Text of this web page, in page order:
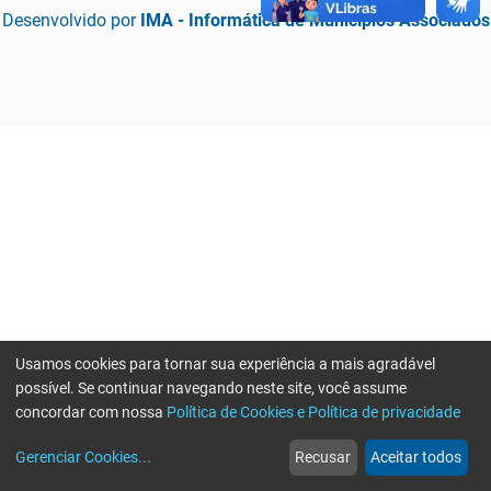
Desenvolvido por IMA - Informática de Municípios Associados
web
Notícias
more_horiz
Mais
Usamos cookies para tornar sua experiência a mais agradável
possível. Se continuar navegando neste site, você assume
concordar com nossa Política de Cookies e Política de privacidade
Gerenciar Cookies... Recusar Aceitar todos
Erro ao enviar informações, por favor tente novamente